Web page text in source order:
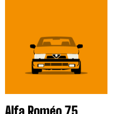
Alfa Roméo 75